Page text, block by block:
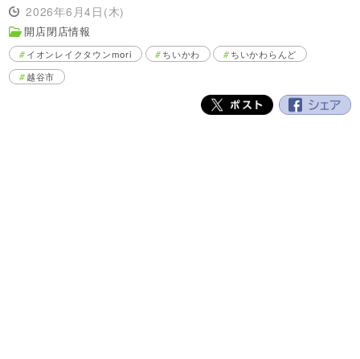
2026年6月4日(木)
開店閉店情報
イオンレイクタウンmori ちいかわ
ちいかわらんど
越谷市